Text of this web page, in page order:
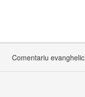
Comentariu evanghelic